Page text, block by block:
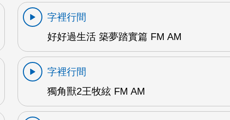
字裡行間
好好過生活 築夢踏實篇 FM AM
字裡行間
獨角獸2王牧絃 FM AM